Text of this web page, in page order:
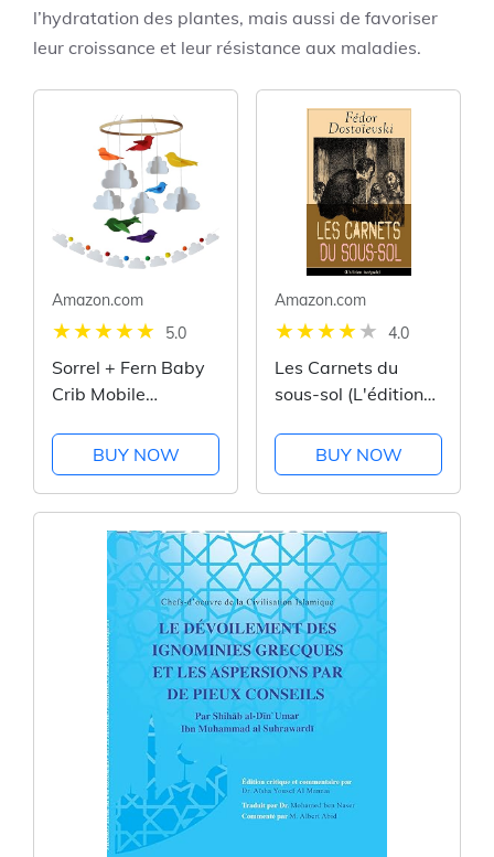
l’hydratation des plantes, mais aussi de favoriser
leur croissance et leur résistance aux maladies.
Amazon.com
5.0
Sorrel + Fern Baby
Crib Mobile
The Clouds,
w/Garland) - Felt
Nursery Ceiling
Decoration and
Baby Shower for
Girls & Boys
BUY NOW
Amazon.com
4.0
Les Carnets du
sous-sol (L'édition
Mémoires écrites
dans un souterrain
(French Edition)
BUY NOW